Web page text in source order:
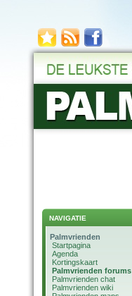
NAVIGATIE
Palmvrienden
Startpagina
Agenda
Kortingskaart
Palmvrienden forums
Palmvrienden chat
Palmvrienden wiki